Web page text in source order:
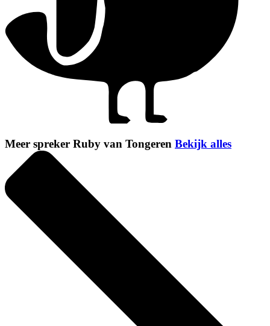
Meer spreker Ruby van Tongeren Bekijk alles